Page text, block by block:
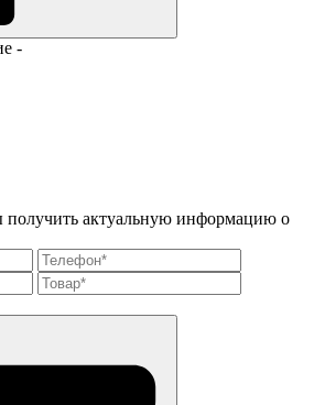
-
получить актуальную информацию о